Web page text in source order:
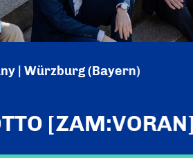
| Würzburg (Bayern)